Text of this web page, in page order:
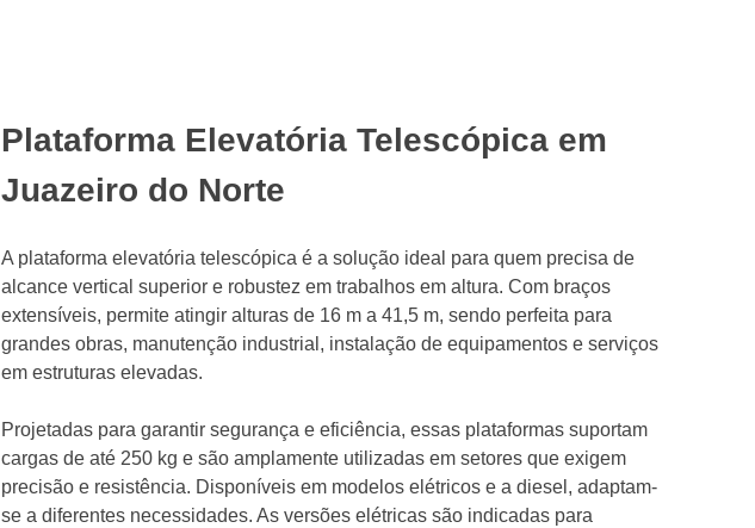
Plataforma Elevatória Telescópica em
Juazeiro do Norte
A plataforma elevatória telescópica é a solução ideal para quem precisa de
alcance vertical superior e robustez em trabalhos em altura. Com braços
extensíveis, permite atingir alturas de 16 m a 41,5 m, sendo perfeita para
grandes obras, manutenção industrial, instalação de equipamentos e serviços
em estruturas elevadas.
Projetadas para garantir segurança e eficiência, essas plataformas suportam
cargas de até 250 kg e são amplamente utilizadas em setores que exigem
precisão e resistência. Disponíveis em modelos elétricos e a diesel, adaptam-
se a diferentes necessidades. As versões elétricas são indicadas para